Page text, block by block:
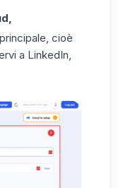
cioè
a LinkedIn,